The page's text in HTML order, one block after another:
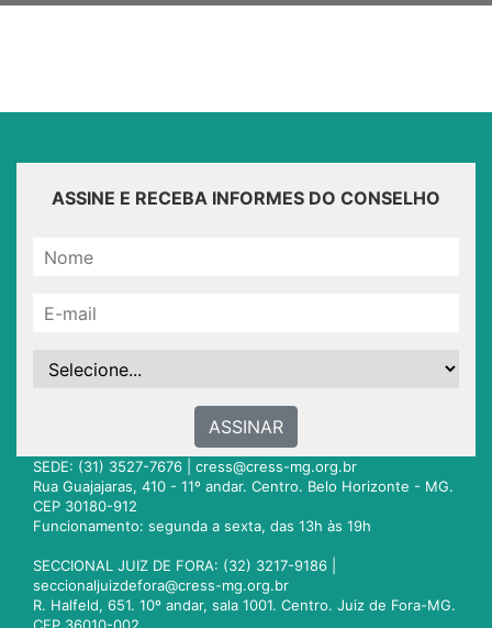
ASSINE E RECEBA INFORMES DO CONSELHO
ASSINAR
SEDE: (31) 3527-7676 | cress@cress-mg.org.br
Rua Guajajaras, 410 - 11º andar. Centro. Belo Horizonte - MG.
CEP 30180-912
Funcionamento: segunda a sexta, das 13h às 19h
SECCIONAL JUIZ DE FORA: (32) 3217-9186 |
seccionaljuizdefora@cress-mg.org.br
R. Halfeld, 651. 10º andar, sala 1001. Centro. Juiz de Fora-MG.